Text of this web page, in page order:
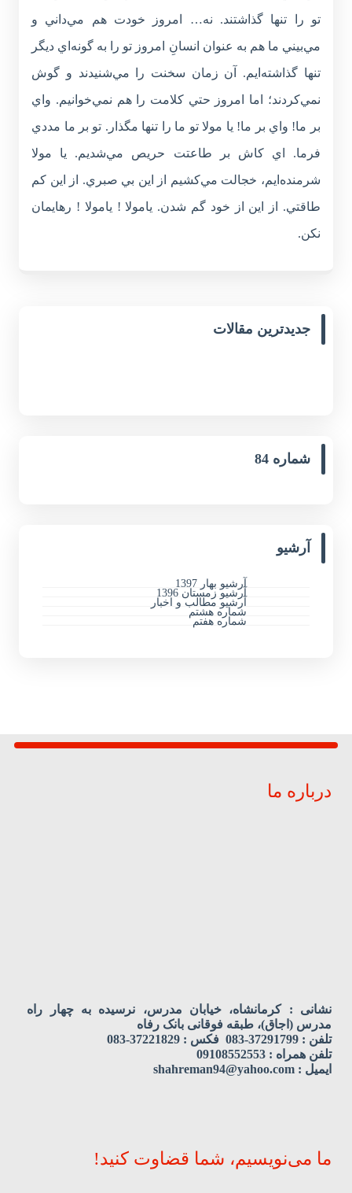
تو را تنها گذاشتند. نه… امروز خودت هم مي‌داني و
مي‌بيني ما هم به عنوان انسانِ امروز تو را به گونه‌ا‌ي ديگر
تنها گذاشته‌ايم. آن زمان سخنت را مي‌شنيدند و گوش
نمي‌كردند؛ اما امروز حتي كلامت را هم نمي‌خوانيم. واي
بر ما! واي بر ما! يا مولا تو ما را تنها مگذار. تو بر ما مددي
فرما. اي كاش بر طاعتت حريص مي‌شديم. يا مولا
شرمنده‌ايم، خجالت مي‌كشيم از اين بي صبري. از اين كم
طاقتي. از اين از خود گم شدن. يامولا ! يامولا ! رهايمان
نكن.
جدیدترین مقالات
شماره 84
آرشیو
آرشیو بهار 1397
آرشیو زمستان 1396
آرشیو مطالب و اخبار
شماره هشتم
شماره هفتم
درباره ما
نشانی : کرمانشاه، خیابان مدرس، نرسیده به چهار راه
مدرس (اجاق)، طبقه فوقانی بانک رفاه
تلفن : 37291799-083 فکس : 37221829-083
تلفن همراه : 09108552553
ایمیل : shahreman94@yahoo.com
ما می‌نویسیم، شما قضاوت کنید!